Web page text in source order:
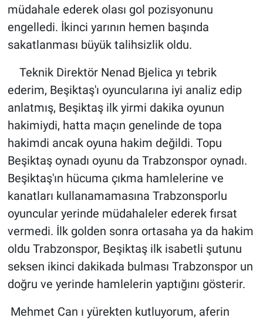
müdahale ederek olası gol pozisyonunu
engelledi. İkinci yarının hemen başında
sakatlanması büyük talihsizlik oldu.
Teknik Direktör Nenad Bjelica yı tebrik
ederim, Beşiktaş'ı oyuncularına iyi analiz edip
anlatmış, Beşiktaş ilk yirmi dakika oyunun
hakimiydi, hatta maçın genelinde de topa
hakimdi ancak oyuna hakim değildi. Topu
Beşiktaş oynadı oyunu da Trabzonspor oynadı.
Beşiktaş'ın hücuma çıkma hamlelerine ve
kanatları kullanamamasına Trabzonsporlu
oyuncular yerinde müdahaleler ederek fırsat
vermedi. İlk golden sonra ortasaha ya da hakim
oldu Trabzonspor, Beşiktaş ilk isabetli şutunu
seksen ikinci dakikada bulması Trabzonspor un
doğru ve yerinde hamlelerin yaptığını gösterir.
Mehmet Can ı yürekten kutluyorum, aferin
SPOR
MAGAZİN
Bilim, Teknoloji